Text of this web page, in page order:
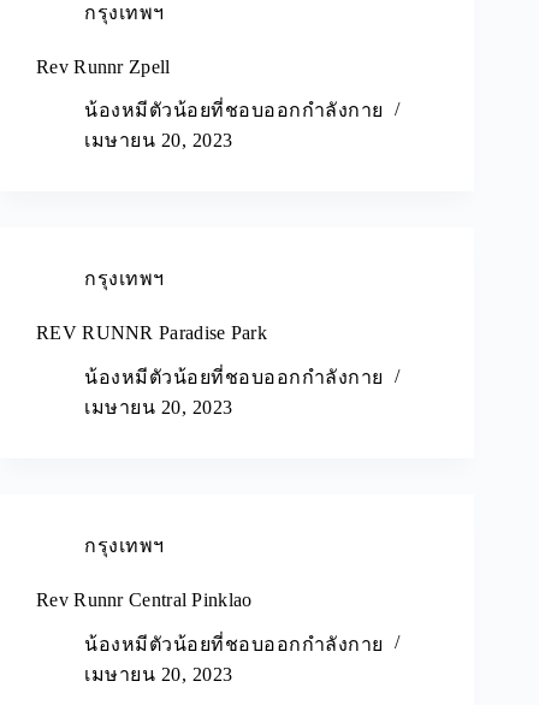
กรุงเทพฯ
Rev Runnr Zpell
น้องหมีตัวน้อยที่ชอบออกกำลังกาย
เมษายน 20, 2023
กรุงเทพฯ
REV RUNNR Paradise Park
น้องหมีตัวน้อยที่ชอบออกกำลังกาย
เมษายน 20, 2023
กรุงเทพฯ
Rev Runnr Central Pinklao
น้องหมีตัวน้อยที่ชอบออกกำลังกาย
เมษายน 20, 2023